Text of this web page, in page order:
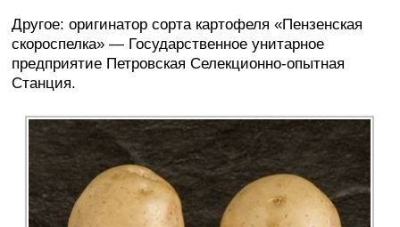
Другое: оригинатор сорта картофеля «Пензенская
скороспелка» — Государственное унитарное
предприятие Петровская Селекционно-опытная
Станция.